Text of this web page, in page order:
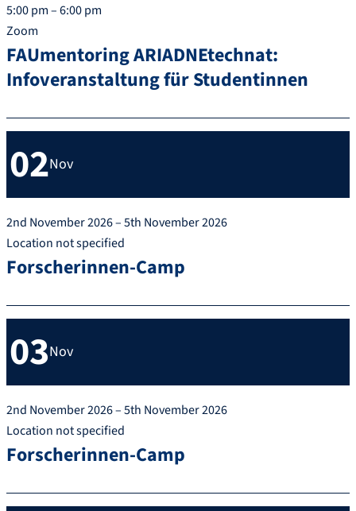
5:00 pm – 6:00 pm
FAUmentoring ARIADNEtechnat:
Infoveranstaltung für Studentinnen
Zoom
02Nov
2nd November 2026 – 5th November 2026
Forscherinnen-Camp
Location not specified
03Nov
2nd November 2026 – 5th November 2026
Forscherinnen-Camp
Location not specified